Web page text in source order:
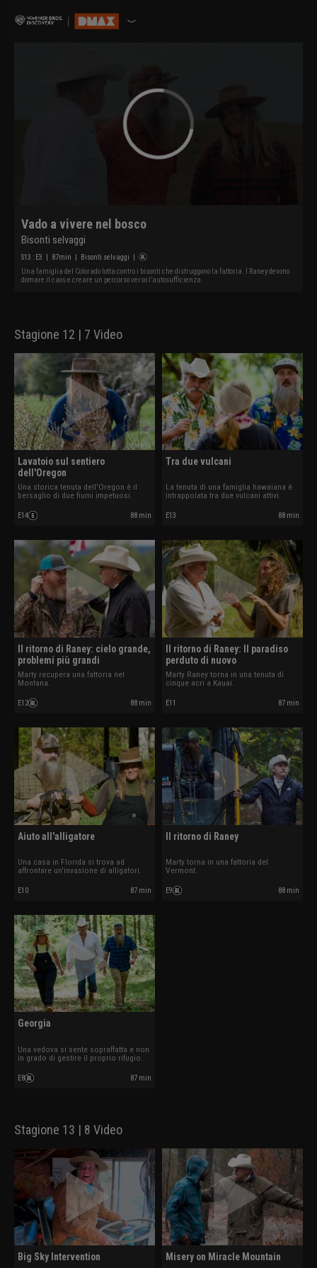
Vado a vivere nel bosco
Bisonti selvaggi
S13 : E3 | 87min | Bisonti selvaggi |
Una famiglia del Colorado lotta contro i bisonti che distruggono la fattoria. I Raney devono
domare il caos e creare un percorso verso l’autosufficienza.
Stagione 12 | 7 Video
Lavatoio sul sentiero
dell'Oregon
Una storica tenuta dell'Oregon è il
bersaglio di due fiumi impetuosi.
E14 88 min
Tra due vulcani
La tenuta di una famiglia hawaiana è
intrappolata tra due vulcani attivi.
E13 88 min
Il ritorno di Raney: cielo grande,
problemi più grandi
Marty recupera una fattoria nel
Montana.
E12 88 min
Il ritorno di Raney: Il paradiso
perduto di nuovo
Marty Raney torna in una tenuta di
cinque acri a Kauai.
E11 87 min
Aiuto all'alligatore
Una casa in Florida si trova ad
affrontare un'invasione di alligatori.
E10 87 min
Il ritorno di Raney
Marty torna in una fattoria del
Vermont.
E9 88 min
Georgia
Una vedova si sente sopraffatta e non
in grado di gestire il proprio rifugio.
E8 87 min
Stagione 13 | 8 Video
Big Sky Intervention Misery on Miracle Mountain